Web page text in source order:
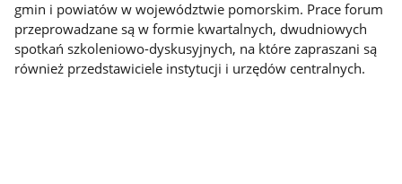
gmin i powiatów w województwie pomorskim. Prace forum
przeprowadzane są w formie kwartalnych, dwudniowych
spotkań szkoleniowo-dyskusyjnych, na które zapraszani są
również przedstawiciele instytucji i urzędów centralnych.